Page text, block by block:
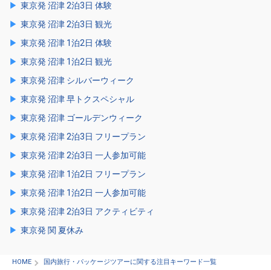
東京発 沼津 2泊3日 体験
東京発 沼津 2泊3日 観光
東京発 沼津 1泊2日 体験
東京発 沼津 1泊2日 観光
東京発 沼津 シルバーウィーク
東京発 沼津 早トクスペシャル
東京発 沼津 ゴールデンウィーク
東京発 沼津 2泊3日 フリープラン
東京発 沼津 2泊3日 一人参加可能
東京発 沼津 1泊2日 フリープラン
東京発 沼津 1泊2日 一人参加可能
東京発 沼津 2泊3日 アクティビティ
東京発 関 夏休み
HOME
国内旅行・パッケージツアーに関する注目キーワード一覧